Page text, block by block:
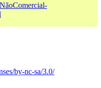
by-nc-sa/3.0/